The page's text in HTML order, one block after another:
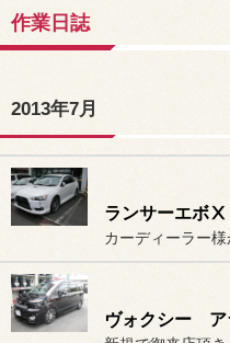
作業日誌
2013年7月
ヴォクシー ア